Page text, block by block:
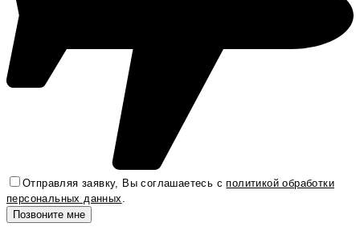
Отправляя заявку, Вы соглашаетесь сполитикой обработки
персональных данных.